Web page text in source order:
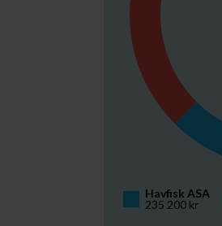
Havfisk ASA
235 200 kr